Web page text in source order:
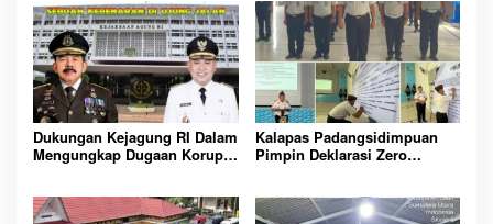
LINGKUNGAN
PEMASYARAKATAN YANG
AMAN
Dukungan Kejagung RI Dalam
Mengungkap Dugaan Korupsi
Dan Tangkap!
Kalapas Padangsidimpuan
Pimpin Deklarasi Zero
Padangsidimpuan